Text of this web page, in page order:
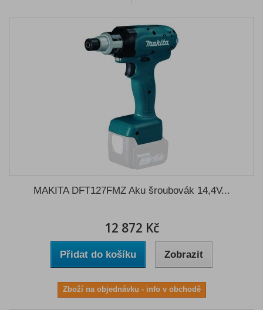
MAKITA DFT127FMZ Aku šroubovák 14,4V...
12 872 Kč
Přidat do košíku Zobrazit
Zboží na objednávku - info v obchodě